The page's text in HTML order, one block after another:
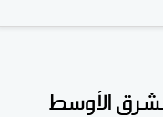
الأوسط